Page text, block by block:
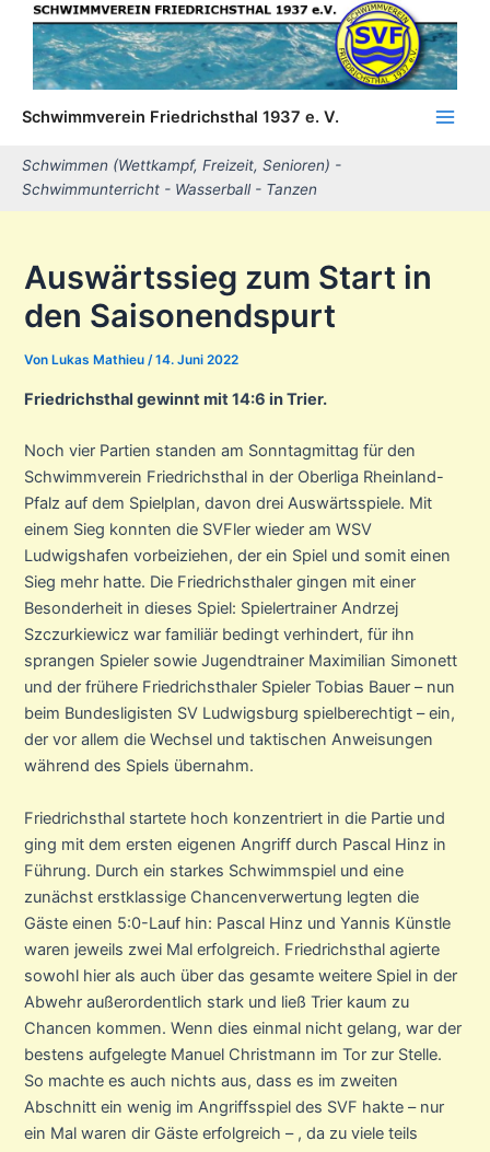
Inhalt
springen
Schwimmverein Friedrichsthal 1937 e. V.
Schwimmen (Wettkampf, Freizeit, Senioren) -
Schwimmunterricht - Wasserball - Tanzen
Auswärtssieg zum Start in
den Saisonendspurt
Von Lukas Mathieu/14. Juni 2022
Friedrichsthal gewinnt mit 14:6 in Trier.
Noch vier Partien standen am Sonntagmittag für den
Schwimmverein Friedrichsthal in der Oberliga Rheinland-
Pfalz auf dem Spielplan, davon drei Auswärtsspiele. Mit
einem Sieg konnten die SVFler wieder am WSV
Ludwigshafen vorbeiziehen, der ein Spiel und somit einen
Sieg mehr hatte. Die Friedrichsthaler gingen mit einer
Besonderheit in dieses Spiel: Spielertrainer Andrzej
Szczurkiewicz war familiär bedingt verhindert, für ihn
sprangen Spieler sowie Jugendtrainer Maximilian Simonett
und der frühere Friedrichsthaler Spieler Tobias Bauer – nun
beim Bundesligisten SV Ludwigsburg spielberechtigt – ein,
der vor allem die Wechsel und taktischen Anweisungen
während des Spiels übernahm.
Friedrichsthal startete hoch konzentriert in die Partie und
ging mit dem ersten eigenen Angriff durch Pascal Hinz in
Führung. Durch ein starkes Schwimmspiel und eine
zunächst erstklassige Chancenverwertung legten die
Gäste einen 5:0-Lauf hin: Pascal Hinz und Yannis Künstle
waren jeweils zwei Mal erfolgreich. Friedrichsthal agierte
sowohl hier als auch über das gesamte weitere Spiel in der
Abwehr außerordentlich stark und ließ Trier kaum zu
Chancen kommen. Wenn dies einmal nicht gelang, war der
bestens aufgelegte Manuel Christmann im Tor zur Stelle.
So machte es auch nichts aus, dass es im zweiten
Abschnitt ein wenig im Angriffsspiel des SVF hakte – nur
ein Mal waren dir Gäste erfolgreich – , da zu viele teils